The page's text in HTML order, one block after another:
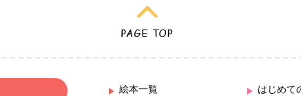
絵本一覧 はじめて